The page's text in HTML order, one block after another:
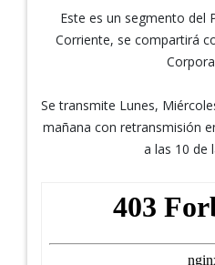
Este es un segmento del
Corriente, se compartirá
Se transmite Lunes,
mañana con retransmisión
a las 10 de